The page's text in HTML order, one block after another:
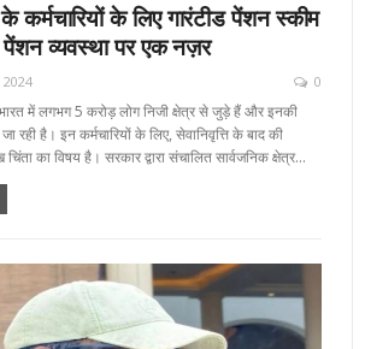
कर्मचारियों के लिए गारंटीड पेंशन स्कीम
पेंशन व्यवस्था पर एक नज़र
2024 0
में लगभग 5 करोड़ लोग निजी क्षेत्र से जुड़े हैं और इनकी
रही है। इन कर्मचारियों के लिए, सेवानिवृत्ति के बाद की
का विषय है। सरकार द्वारा संचालित सार्वजनिक क्षेत्र…